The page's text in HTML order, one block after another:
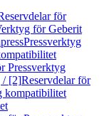
för
för Geberit
Pressverktyg
Pressverktyg
/ [2]Reservdelar för
kompatibilitet